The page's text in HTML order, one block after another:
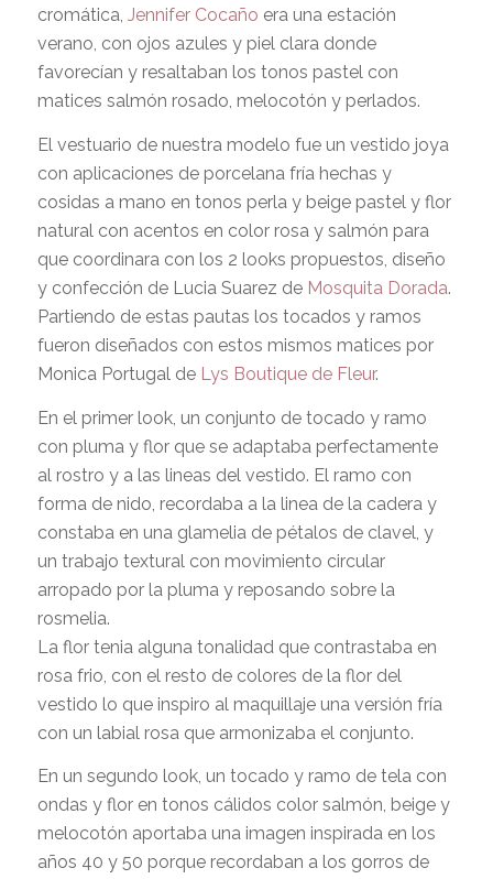
cromática, Jennifer Cocaño era una estación
verano, con ojos azules y piel clara donde
favorecían y resaltaban los tonos pastel con
matices salmón rosado, melocotón y perlados.
El vestuario de nuestra modelo fue un vestido joya
con aplicaciones de porcelana fría hechas y
cosidas a mano en tonos perla y beige pastel y flor
natural con acentos en color rosa y salmón para
que coordinara con los 2 looks propuestos, diseño
y confección de Lucia Suarez de Mosquita Dorada.
Partiendo de estas pautas los tocados y ramos
fueron diseñados con estos mismos matices por
Monica Portugal de Lys Boutique de Fleur.
En el primer look, un conjunto de tocado y ramo
con pluma y flor que se adaptaba perfectamente
al rostro y a las lineas del vestido. El ramo con
forma de nido, recordaba a la linea de la cadera y
constaba en una glamelia de pétalos de clavel, y
un trabajo textural con movimiento circular
arropado por la pluma y reposando sobre la
rosmelia.
La flor tenia alguna tonalidad que contrastaba en
rosa frio, con el resto de colores de la flor del
vestido lo que inspiro al maquillaje una versión fría
con un labial rosa que armonizaba el conjunto.
En un segundo look, un tocado y ramo de tela con
ondas y flor en tonos cálidos color salmón, beige y
melocotón aportaba una imagen inspirada en los
años 40 y 50 porque recordaban a los gorros de